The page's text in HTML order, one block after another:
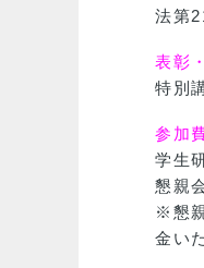
法第
表彰
特別
参加
学生
懇親
※懇
金い